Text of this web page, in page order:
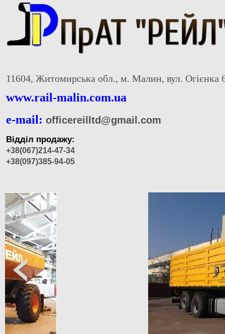
11604, Житомирська обл., м. Малин, вул. Огієнка
www.rail-malin.com.ua
e-mail: officereilltd@gmail.com
Відділ продажу:
+38(067)214-47-34
+38(097)385-94-05